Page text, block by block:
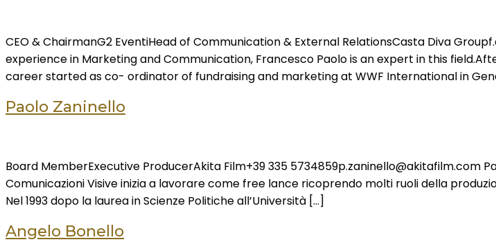
CEO & ChairmanG2 EventiHead of Communication & External RelationsCasta Diva
experience in Marketing and Communication, Francesco Paolo is an expert in this
career started as co- ordinator of fundraising and marketing at WWF International in
Paolo Zaninello
Board MemberExecutive ProducerAkita Film+39 335 5734859p.zaninello@akitafilm.com
Comunicazioni Visive inizia a lavorare come free lance ricoprendo molti ruoli della
Nel 1993 dopo la laurea in Scienze Politiche all’Università […]
Angelo Bonello